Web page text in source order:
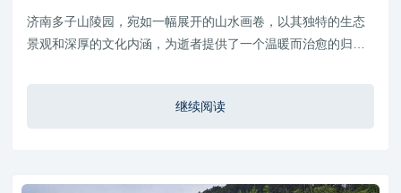
济南多子山陵园，宛如一幅展开的山水画卷，以其独特的生态
景观和深厚的文化内涵，为逝者提供了一个温暖而治愈的归
继续阅读